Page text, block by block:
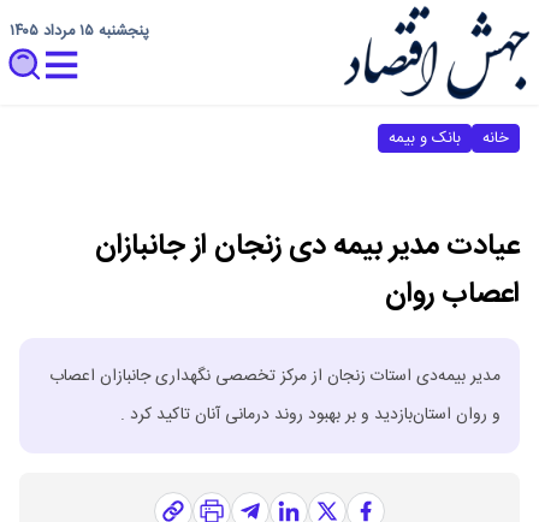
پنجشنبه ۱۵ مرداد ۱۴۰۵
خانه بانک و بیمه
عیادت مدیر بیمه دی زنجان از جانبازان
اعصاب روان
مدیر بیمه‌دی استات زنجان از مرکز تخصصی نگهداری جانبازان اعصاب
و روان استان‌بازدید و بر بهبود روند درمانی آنان تاکید کرد .